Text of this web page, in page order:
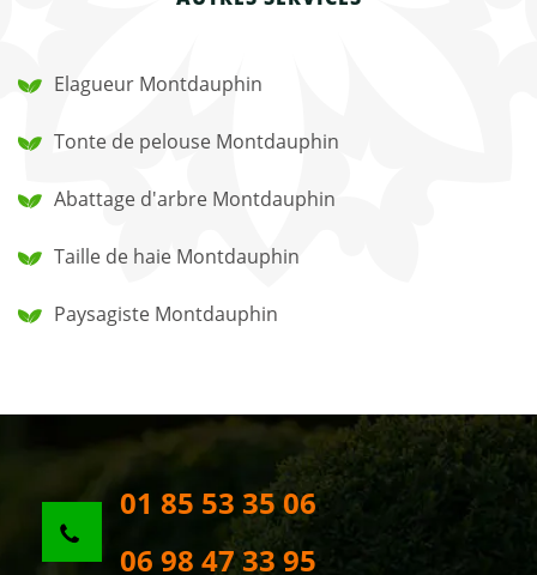
Elagueur Montdauphin
Tonte de pelouse Montdauphin
Abattage d'arbre Montdauphin
Taille de haie Montdauphin
Paysagiste Montdauphin
01 85 53 35 06
06 98 47 33 95